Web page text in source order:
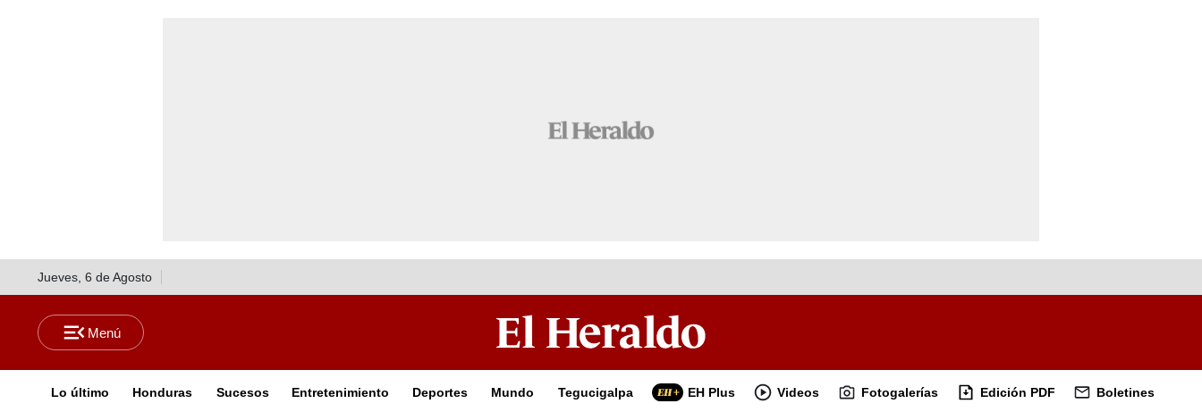
Jueves, 6 de Agosto
Lo último Honduras Sucesos Entretenimiento Deportes Mundo Tegucigalpa EH Plus Videos Fotogalerías Edición PDF Boletines